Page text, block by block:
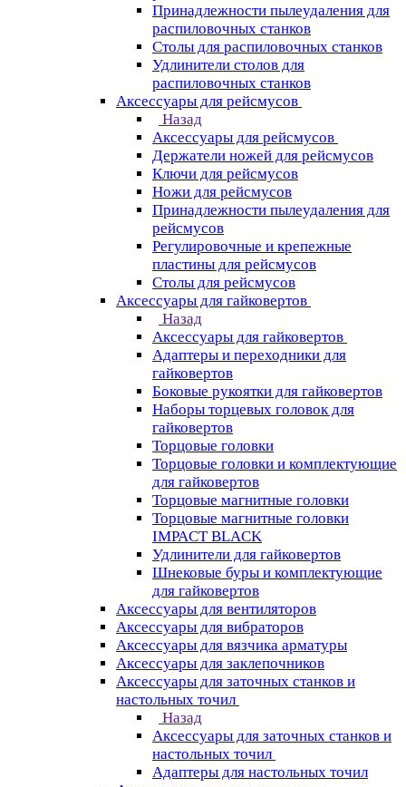
Принадлежности пылеудаления для
распиловочных станков
Столы для распиловочных станков
Удлинители столов для
распиловочных станков
Аксессуары для рейсмусов
Назад
Аксессуары для рейсмусов
Держатели ножей для рейсмусов
Ключи для рейсмусов
Ножи для рейсмусов
Принадлежности пылеудаления для
рейсмусов
Регулировочные и крепежные
пластины для рейсмусов
Столы для рейсмусов
Аксессуары для гайковертов
Назад
Аксессуары для гайковертов
Адаптеры и переходники для
гайковертов
Боковые рукоятки для гайковертов
Наборы торцевых головок для
гайковертов
Торцовые головки
Торцовые головки и комплектующие
для гайковертов
Торцовые магнитные головки
Торцовые магнитные головки
IMPACT BLACK
Удлинители для гайковертов
Шнековые буры и комплектующие
для гайковертов
Аксессуары для вентиляторов
Аксессуары для вибраторов
Аксессуары для вязчика арматуры
Аксессуары для заклепочников
Аксессуары для заточных станков и
настольных точил
Назад
Аксессуары для заточных станков и
настольных точил
Адаптеры для настольных точил